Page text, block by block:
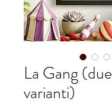
La Gang (due
varianti)